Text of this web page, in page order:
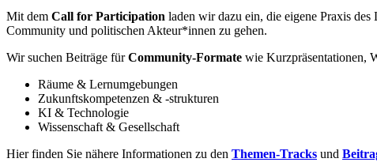
Mit dem Call for Participation laden wir dazu ein, die eigene Praxis
Community und politischen Akteur*innen zu gehen.
Wir suchen Beiträge fürCommunity-Formate wie Kurzpräsentationen,
Räume & Lernumgebungen
Zukunftskompetenzen & -strukturen
KI & Technologie
Wissenschaft & Gesellschaft
Hier finden Sie nähere Informationen zu den Themen-Tracks und